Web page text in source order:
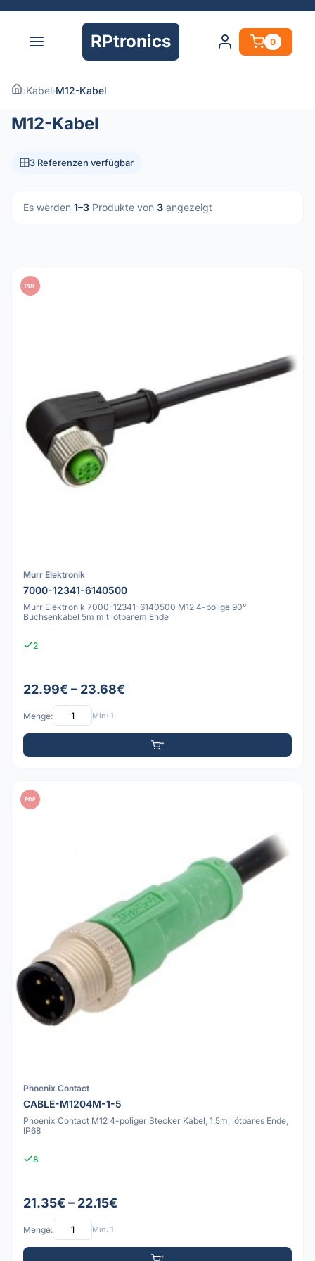
RPtronics 0
›Kabel›M12-Kabel
M12-Kabel
3 Referenzen verfügbar
Es werden 1–3 Produkte von 3 angezeigt
PDF
Murr Elektronik
7000-12341-6140500
Murr Elektronik 7000-12341-6140500 M12 4-polige 90°
Buchsenkabel 5m mit lötbarem Ende
2
22.99€ – 23.68€
Menge: Min: 1
PDF
Phoenix Contact
CABLE-M1204M-1-5
Phoenix Contact M12 4-poliger Stecker Kabel, 1.5m, lötbares Ende,
IP68
8
21.35€ – 22.15€
Menge: Min: 1